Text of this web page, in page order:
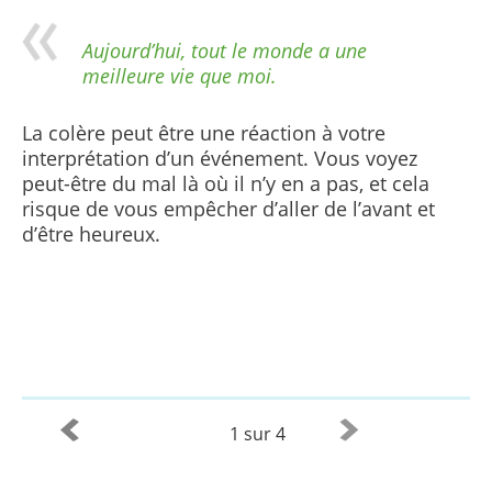
Aujourd’hui, tout le monde a une
meilleure vie que moi.
La colère peut être une réaction à votre
interprétation d’un événement. Vous voyez
peut-être du mal là où il n’y en a pas, et cela
risque de vous empêcher d’aller de l’avant et
d’être heureux.
1 sur 4